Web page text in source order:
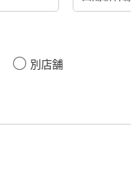
別店舗